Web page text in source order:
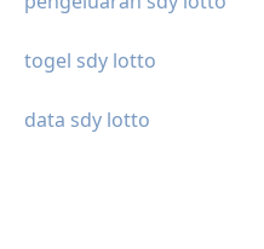
togel sdy lotto
data sdy lotto